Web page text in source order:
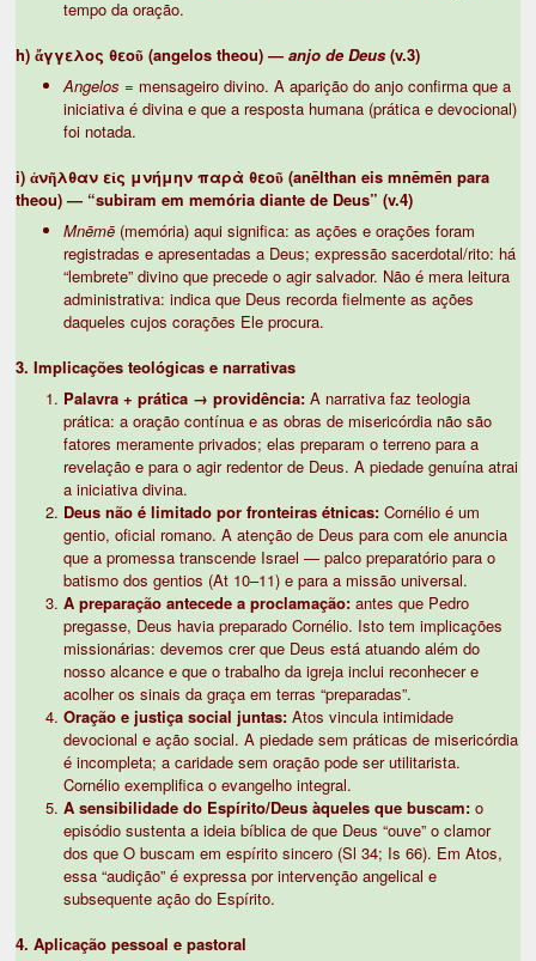
tempo da oração.
h) ἄγγελος θεοῦ (angelos theou) —anjo de Deus (v.3)
Angelos = mensageiro divino. A aparição do anjo confirma que a
iniciativa é divina e que a resposta humana (prática e devocional)
foi notada.
i) ἀνῆλθαν εἰς μνήμην παρὰ θεοῦ (anēlthan eis mnēmēn para
theou) — “subiram em memória diante de Deus” (v.4)
Mnēmē (memória) aqui significa: as ações e orações foram
registradas e apresentadas a Deus; expressão sacerdotal/rito: há
“lembrete” divino que precede o agir salvador. Não é mera leitura
administrativa: indica que Deus recorda fielmente as ações
daqueles cujos corações Ele procura.
3. Implicações teológicas e narrativas
Palavra + prática → providência: A narrativa faz teologia
prática: a oração contínua e as obras de misericórdia não são
fatores meramente privados; elas preparam o terreno para a
revelação e para o agir redentor de Deus. A piedade genuína atrai
a iniciativa divina.
Deus não é limitado por fronteiras étnicas: Cornélio é um
gentio, oficial romano. A atenção de Deus para com ele anuncia
que a promessa transcende Israel — palco preparatório para o
batismo dos gentios (At 10–11) e para a missão universal.
A preparação antecede a proclamação: antes que Pedro
pregasse, Deus havia preparado Cornélio. Isto tem implicações
missionárias: devemos crer que Deus está atuando além do
nosso alcance e que o trabalho da igreja inclui reconhecer e
acolher os sinais da graça em terras “preparadas”.
Oração e justiça social juntas: Atos vincula intimidade
devocional e ação social. A piedade sem práticas de misericórdia
é incompleta; a caridade sem oração pode ser utilitarista.
Cornélio exemplifica o evangelho integral.
A sensibilidade do Espírito/Deus àqueles que buscam: o
episódio sustenta a ideia bíblica de que Deus “ouve” o clamor
dos que O buscam em espírito sincero (Sl 34; Is 66). Em Atos,
essa “audição” é expressa por intervenção angelical e
subsequente ação do Espírito.
4. Aplicação pessoal e pastoral